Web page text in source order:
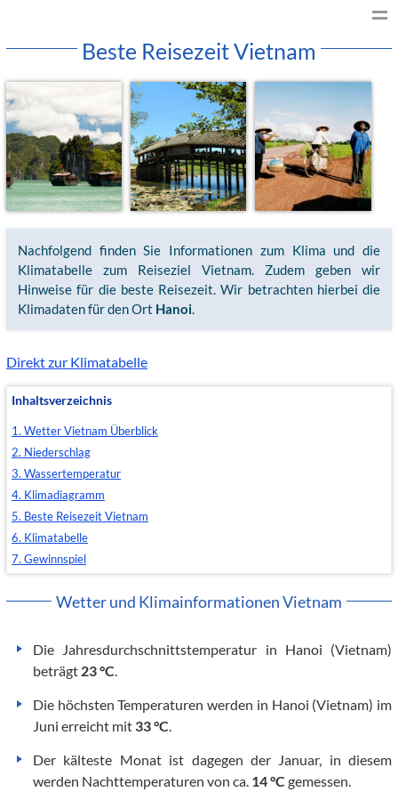
Beste Reisezeit Vietnam
Nachfolgend finden Sie Informationen zum Klima und die
Klimatabelle zum Reiseziel Vietnam. Zudem geben wir
Hinweise für die beste Reisezeit. Wir betrachten hierbei die
Klimadaten für den Ort Hanoi.
Direkt zur Klimatabelle
Inhaltsverzeichnis
1. Wetter Vietnam Überblick
2. Niederschlag
3. Wassertemperatur
4. Klimadiagramm
5. Beste Reisezeit Vietnam
6. Klimatabelle
7. Gewinnspiel
Wetter und Klimainformationen Vietnam
Die Jahresdurchschnittstemperatur in Hanoi (Vietnam)
beträgt 23 °C.
Die höchsten Temperaturen werden in Hanoi (Vietnam) im
Juni erreicht mit 33 °C.
Der kälteste Monat ist dagegen der Januar, in diesem
werden Nachttemperaturen von ca. 14 °C gemessen.